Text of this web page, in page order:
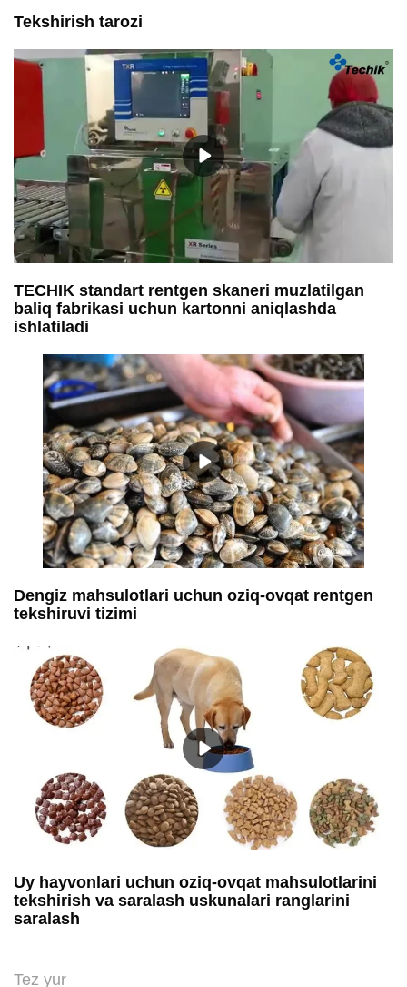
Tekshirish tarozi
TECHIK standart rentgen skaneri muzlatilgan
baliq fabrikasi uchun kartonni aniqlashda
ishlatiladi
Dengiz mahsulotlari uchun oziq-ovqat rentgen
tekshiruvi tizimi
Uy hayvonlari uchun oziq-ovqat mahsulotlarini
tekshirish va saralash uskunalari ranglarini
saralash
Tez yur